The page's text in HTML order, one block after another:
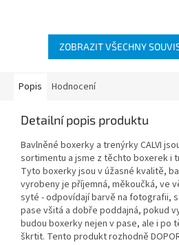
ZOBRAZIT VŠECHNY
Popis Hodnocení
Detailní popis produktu
Bavlněné boxerky a trenýrky CALVI
sortimentu a jsme z těchto boxerek i
Tyto boxerky jsou v úžasné kvalitě,
vyrobeny je příjemná, měkoučká, ve
syté - odpovídají barvě na fotografii,
pase všitá a dobře poddajná, pokud
budou boxerky nejen v pase, ale i po
škrtit. Tento produkt rozhodně